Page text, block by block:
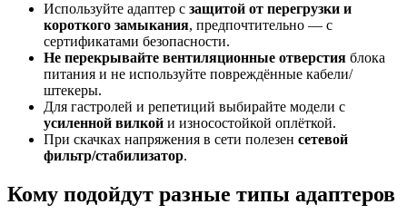
Используйте адаптер с защитой от перегрузки и
короткого замыкания, предпочтительно — с
сертификатами безопасности.
Не перекрывайте вентиляционные отверстия блока
питания и не используйте повреждённые кабели/
штекеры.
Для гастролей и репетиций выбирайте модели с
усиленной вилкой и износостойкой оплёткой.
При скачках напряжения в сети полезен сетевой
фильтр/стабилизатор.
Кому подойдут разные типы адаптеров